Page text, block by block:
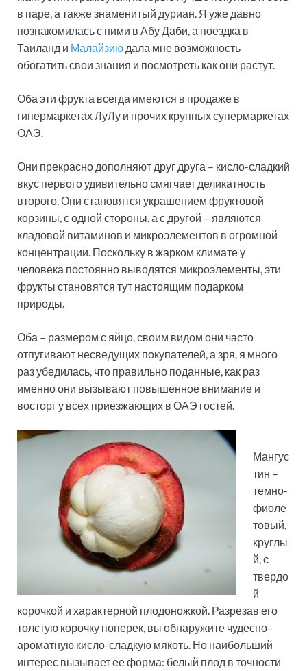
в паре, а также знаменитый дуриан. Я уже давно
познакомилась с ними в Абу Даби, а поездка в
Таиланд и Малайзию дала мне возможность
обогатить свои знания и посмотреть как они растут.
Оба эти фрукта всегда имеются в продаже в
гипермаркетах ЛуЛу и прочих крупных супермаркетах
ОАЭ.
Они прекрасно дополняют друг друга – кисло-сладкий
вкус первого удивительно смягчает деликатность
второго. Они становятся украшением фруктовой
корзины, с одной стороны, а с другой – являются
кладовой витаминов и микроэлементов в огромной
концентрации. Поскольку в жарком климате у
человека постоянно выводятся микроэлементы, эти
фрукты становятся тут настоящим подарком
природы.
Оба – размером с яйцо, своим видом они часто
отпугивают несведущих покупателей, а зря, я много
раз убедилась, что правильно поданные, как раз
именно они вызывают повышенное внимание и
восторг у всех приезжающих в ОАЭ гостей.
Мангус
тин –
темно-
фиоле
товый,
круглы
й, с
твердо
й
корочкой и характерной плодоножкой. Разрезав его
толстую корочку поперек, вы обнаружите чудесно-
ароматную кисло-сладкую мякоть. Но наибольший
интерес вызывает ее форма: белый плод в точности